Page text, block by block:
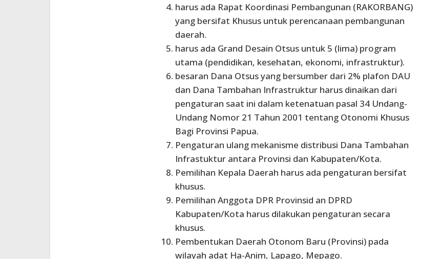
harus ada Rapat Koordinasi Pembangunan (RAKORBANG)
yang bersifat Khusus untuk perencanaan pembangunan
daerah.
harus ada Grand Desain Otsus untuk 5 (lima) program
utama (pendidikan, kesehatan, ekonomi, infrastruktur).
besaran Dana Otsus yang bersumber dari 2% plafon DAU
dan Dana Tambahan Infrastruktur harus dinaikan dari
pengaturan saat ini dalam ketenatuan pasal 34 Undang-
Undang Nomor 21 Tahun 2001 tentang Otonomi Khusus
Bagi Provinsi Papua.
Pengaturan ulang mekanisme distribusi Dana Tambahan
Infrastuktur antara Provinsi dan Kabupaten/Kota.
Pemilihan Kepala Daerah harus ada pengaturan bersifat
khusus.
Pemilihan Anggota DPR Provinsid an DPRD
Kabupaten/Kota harus dilakukan pengaturan secara
khusus.
Pembentukan Daerah Otonom Baru (Provinsi) pada
wilayah adat Ha-Anim, Lapago, Mepago.